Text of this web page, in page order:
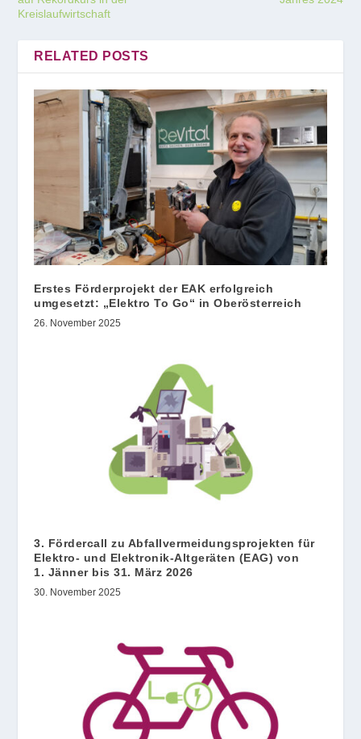
Kreislaufwirtschaft
RELATED POSTS
Erstes Förderprojekt der EAK erfolgreich
umgesetzt: „Elektro To Go“ in Oberösterreich
26. November 2025
3. Fördercall zu Abfallvermeidungsprojekten für
Elektro- und Elektronik-Altgeräten (EAG) von
1. Jänner bis 31. März 2026
30. November 2025